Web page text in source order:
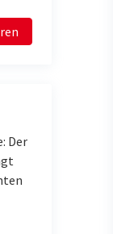
Der